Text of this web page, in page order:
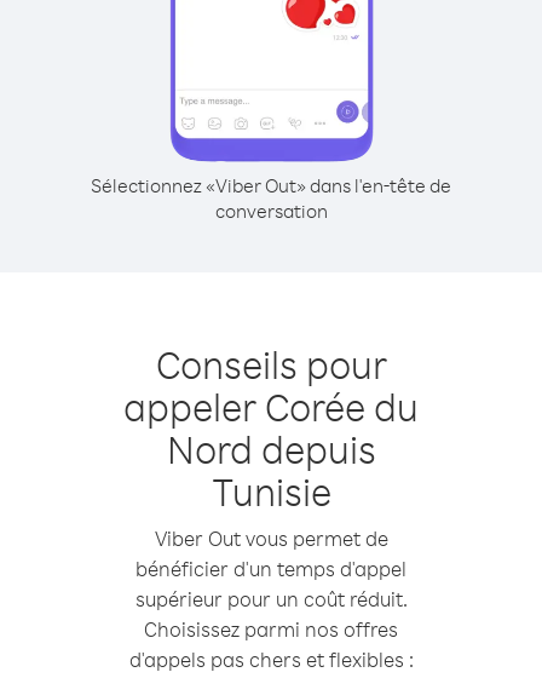
Sélectionnez «Viber Out» dans l'en-tête de
conversation
Conseils pour
appeler Corée du
Nord depuis
Tunisie
Viber Out vous permet de
bénéficier d'un temps d'appel
supérieur pour un coût réduit.
Choisissez parmi nos offres
d'appels pas chers et flexibles :